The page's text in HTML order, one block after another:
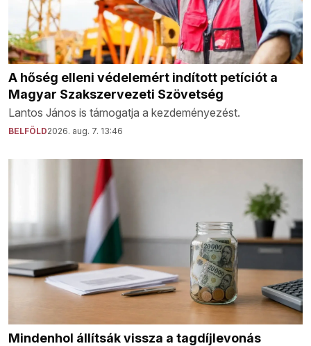
A hőség elleni védelemért indított petíciót a
Magyar Szakszervezeti Szövetség
Lantos János is támogatja a kezdeményezést.
BELFÖLD2026. aug. 7. 13:46
Mindenhol állítsák vissza a tagdíjlevonás